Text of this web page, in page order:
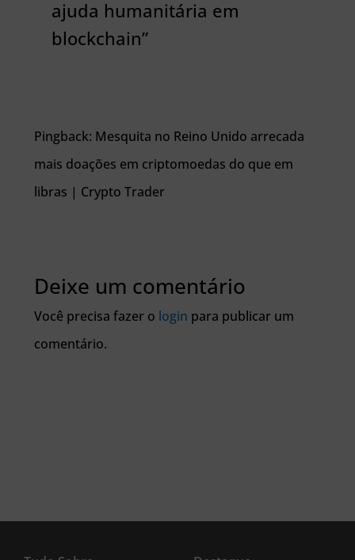
ajuda humanitária em
blockchain”
Pingback: Mesquita no Reino Unido arrecada
mais doações em criptomoedas do que em
libras | Crypto Trader
Deixe um comentário
Você precisa fazer o login para publicar um
comentário.